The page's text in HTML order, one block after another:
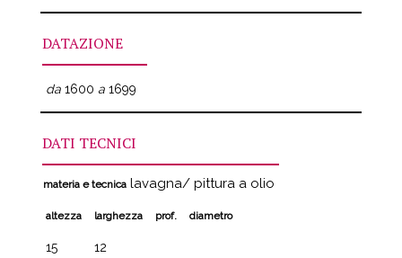
DATAZIONE
da1600 a1699
DATI TECNICI
materia e tecnicalavagna/ pittura a olio
altezza larghezza prof. diametro
15 12